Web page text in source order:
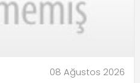
08 Ağustos 2026